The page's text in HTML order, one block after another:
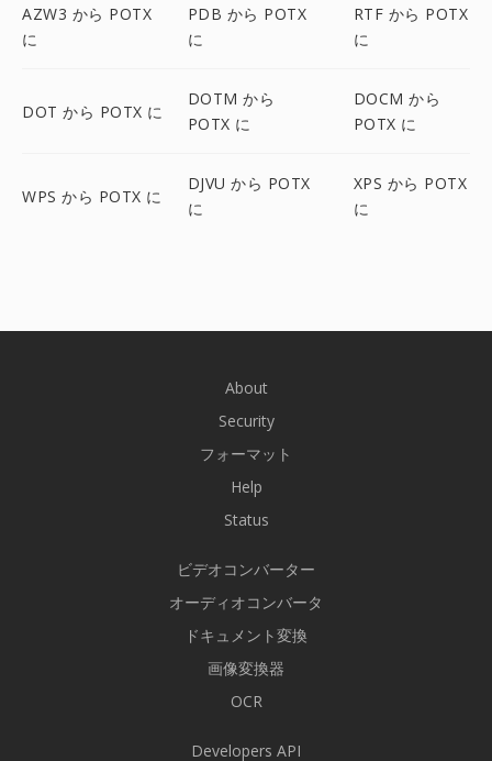
AZW3 から POTX
に
PDB から POTX
に
RTF から POTX
に
DOT から POTX に
DOTM から
POTX に
DOCM から
POTX に
WPS から POTX に
DJVU から POTX
に
XPS から POTX
に
About
Security
フォーマット
Help
Status
ビデオコンバーター
オーディオコンバータ
ドキュメント変換
画像変換器
OCR
Developers API